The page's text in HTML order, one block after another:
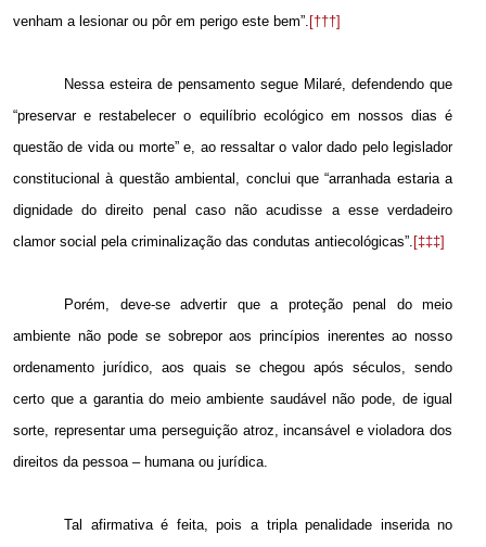
venham a lesionar ou pôr em perigo este bem”. [†††]
Nessa esteira de pensamento segue Milaré, defendendo que
“preservar e restabelecer o equilíbrio ecológico em nossos dias é
questão de vida ou morte” e, ao ressaltar o valor dado pelo legislador
constitucional à questão ambiental, conclui que “arranhada estaria a
dignidade do direito penal caso não acudisse a esse verdadeiro
clamor social pela criminalização das condutas antiecológicas”. [‡‡‡]
Porém, deve-se advertir que a proteção penal do meio
ambiente não pode se sobrepor aos princípios inerentes ao nosso
ordenamento jurídico, aos quais se chegou após séculos, sendo
certo que a garantia do meio ambiente saudável não pode, de igual
sorte, representar uma perseguição atroz, incansável e violadora dos
direitos da pessoa – humana ou jurídica.
Tal afirmativa é feita, pois a tripla penalidade inserida no